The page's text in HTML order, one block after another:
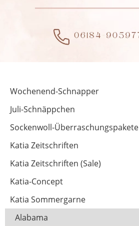
Wochenend-Schnapper
Juli-Schnäppchen
Sockenwoll-Überraschungspakete
Katia Zeitschriften
Katia Zeitschriften (Sale)
Katia-Concept
Katia Sommergarne
Alabama